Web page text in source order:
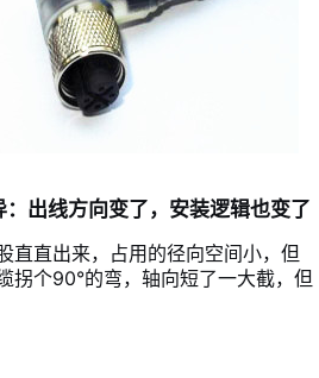
出线方向变了，安装逻辑也变了
直直出来，占用的径向空间小，但
拐个90°的弯，轴向短了一大截，但